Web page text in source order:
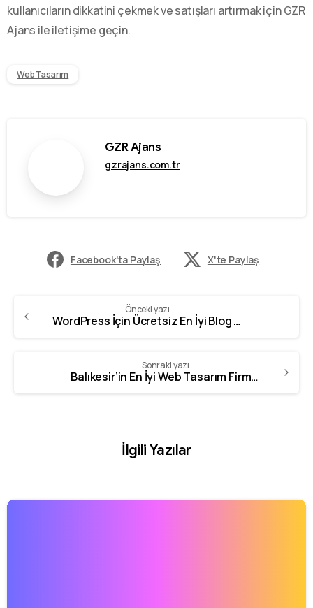
kullanıcıların dikkatini çekmek ve satışları artırmak için GZR
Ajans ile iletişime geçin.
Web Tasarım
GZR Ajans
gzrajans.com.tr
Facebook'ta Paylaş X'te Paylaş
Önceki yazı
WordPress İçin Ücretsiz En İyi Blog Temaları
Sonraki yazı
Balıkesir’in En İyi Web Tasarım Firması
İlgili Yazılar